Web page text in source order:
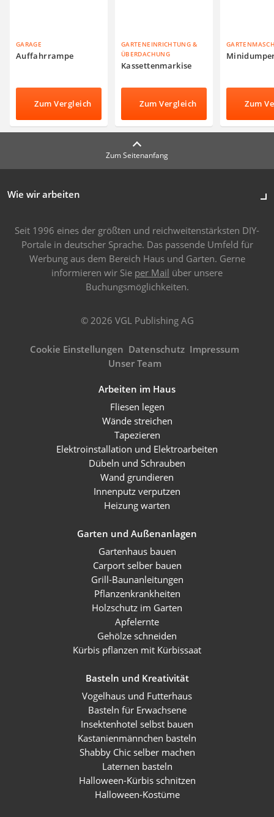
GARAGE
Auffahrrampe
Zum Vergleich
GARTENEINRICHTUNG &
ÜBERDACHUNG
Kassettenmarkise
Zum Vergleich Zum
Zum Seitenanfang
Wie wir arbeiten
Seit 1996 eines der größten und reichweitenstärksten DIY-
Portale in deutscher Sprache. Das passende Umfeld für
Werbung aus dem Bereich Haus und Garten. Gerne
informieren wir Sie per Mail über unsere
Buchungsmöglichkeiten.
© 2026 VGL Publishing AG
Cookie Einstellungen Datenschutz Impressum
Unser Team
Arbeiten im Haus
Fliesen legen
Wände streichen
Tapezieren
Elektroinstallation und Elektroarbeiten
Dübeln und Schrauben
Wand grundieren
Innenputz verputzen
Heizung warten
Garten und Außenanlagen
Gartenhaus bauen
Carport selber bauen
Grill-Baunanleitungen
Pflanzenkrankheiten
Holzschutz im Garten
Apfelernte
Gehölze schneiden
Kürbis pflanzen mit Kürbissaat
Basteln und Kreativität
Vogelhaus und Futterhaus
Basteln für Erwachsene
Insektenhotel selbst bauen
Kastanienmännchen basteln
Shabby Chic selber machen
Laternen basteln
Halloween-Kürbis schnitzen
Halloween-Kostüme